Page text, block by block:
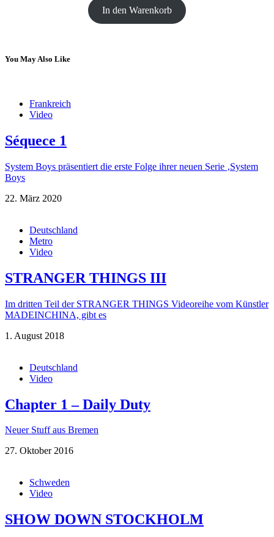
In den Warenkorb
You May Also Like
Frankreich
Video
Séquece 1
System Boys präsentiert die erste Folge ihrer neuen Serie ‚System
Boys
22. März 2020
Deutschland
Metro
Video
STRANGER THINGS III
Im dritten Teil der STRANGER THINGS Videoreihe vom Künstler
MADEINCHINA, gibt es
1. August 2018
Deutschland
Video
Chapter 1 – Daily Duty
Neuer Stuff aus Bremen
27. Oktober 2016
Schweden
Video
SHOW DOWN STOCKHOLM